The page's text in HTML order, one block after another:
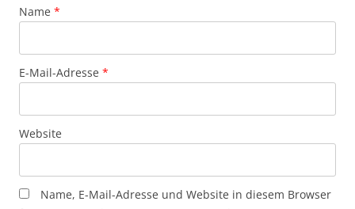
Name *
E-Mail-Adresse *
Website
Name, E-Mail-Adresse und Website in diesem Browser